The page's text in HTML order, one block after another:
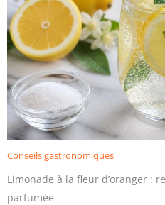
Conseils gastronomiques
Limonade à la fleur d’oranger :
parfumée